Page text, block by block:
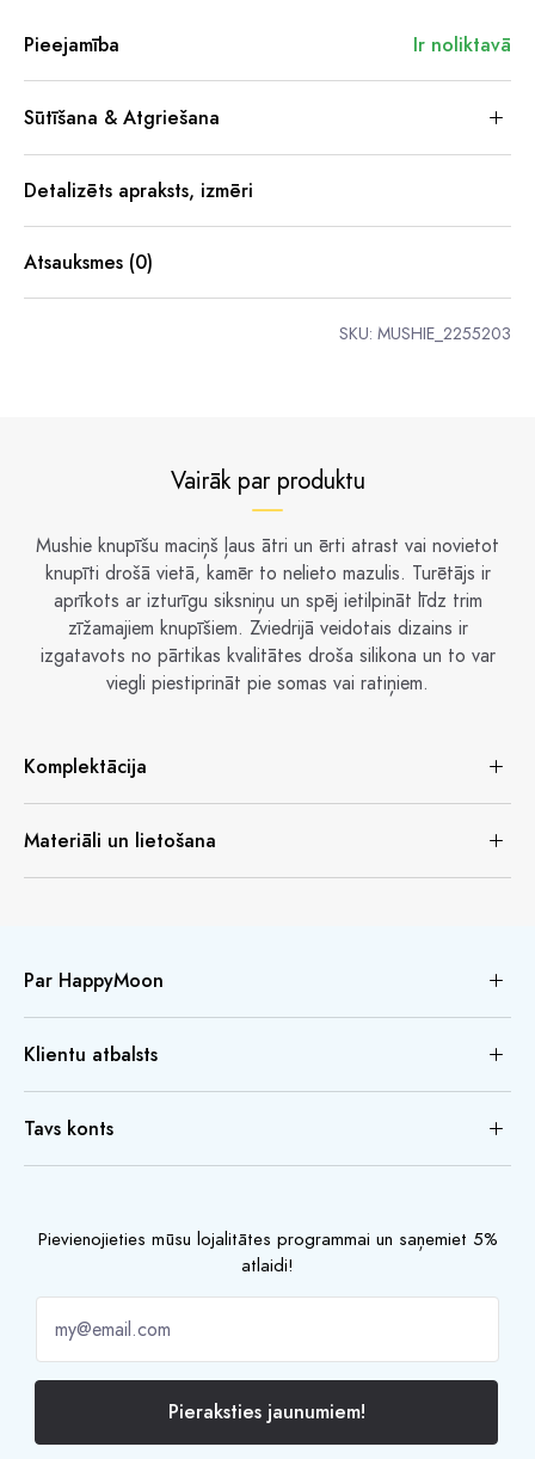
Pieejamība Ir noliktavā
Sūtīšana & Atgriešana
Detalizēts apraksts, izmēri
Atsauksmes (0)
SKU: MUSHIE_2255203
Vairāk par produktu
Mushie knupīšu maciņš ļaus ātri un ērti atrast vai novietot
knupīti drošā vietā, kamēr to nelieto mazulis. Turētājs ir
aprīkots ar izturīgu siksniņu un spēj ietilpināt līdz trim
zīžamajiem knupīšiem. Zviedrijā veidotais dizains ir
izgatavots no pārtikas kvalitātes droša silikona un to var
viegli piestiprināt pie somas vai ratiņiem.
Komplektācija
Materiāli un lietošana
Par HappyMoon
Klientu atbalsts
Tavs konts
Pievienojieties mūsu lojalitātes programmai un saņemiet 5%
atlaidi!
Pieraksties jaunumiem!